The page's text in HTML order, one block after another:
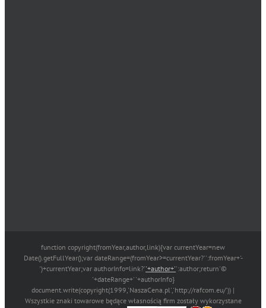
function copyright(fromYear,author,link){var currentYear=new
Date().getFullYear();var dateRange=(fromYear>=currentYear?'':fromYear+'-
')+currentYear;var authorInfo=link?''+author+'':author;return'©
'+dateRange+' '+authorInfo}
document.write(copyright(1999,'NaszaCena.pl','http://rafcom.eu/')) |
Wszystkie znaki towarowe będące własnością firm zostały wykorzystane